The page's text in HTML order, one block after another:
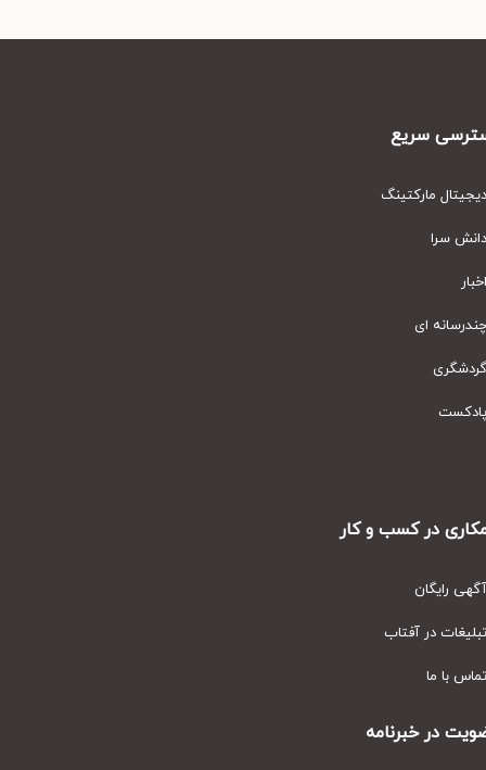
سریع
مارکتینگ
سرا
ای
در کسب و کار
رایگان
در آفتاب
با ما
در خبرنامه